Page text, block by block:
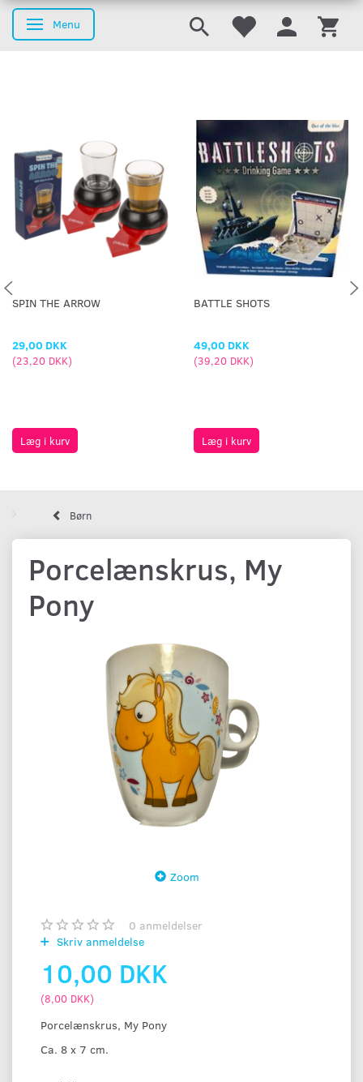
Skifte navigation
Menu
SPIN THE ARROW
29,00 DKK
(23,20 DKK)
Læg i kurv
BATTLE SHOTS
49,00 DKK
(39,20 DKK)
Læg i kurv
Børn
Porcelænskrus, My
Pony
Zoom
0 anmeldelser
Skriv anmeldelse
10,00 DKK
(8,00 DKK)
Porcelænskrus, My Pony
Ca. 8 x 7 cm.